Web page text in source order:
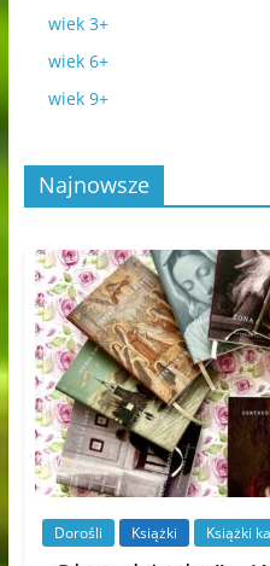
wiek 3+
wiek 6+
wiek 9+
Najnowsze
Dorośli Książki Książki